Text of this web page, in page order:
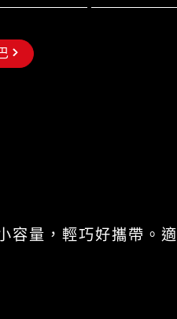
容量，輕巧好攜帶。適